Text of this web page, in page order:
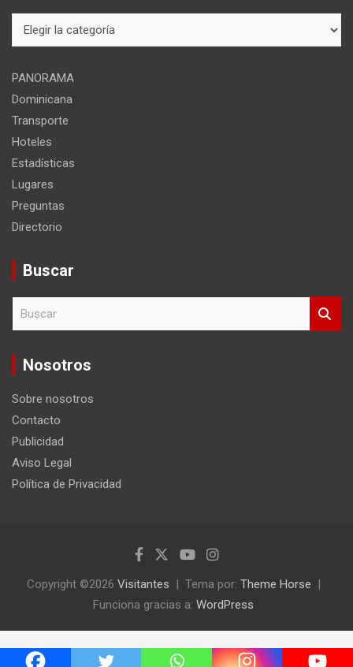
del
PANORAMA
Dominicana
Transporte
Hoteles
Estadísticas
Lugares
Preguntas
Directorio
Buscar
c
Nosotros
Sobre nosotros
Contacto
Publicidad
Aviso Legal
Política de Privacidad
Copyright ©2026 Visitantes Tema por: Theme Horse
Funciona gracias a: WordPress